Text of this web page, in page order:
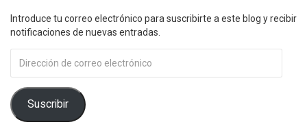
Introduce tu correo electrónico para suscribirte a este blog y recibir
notificaciones de nuevas entradas.
de
correo
electrónico
Suscribir